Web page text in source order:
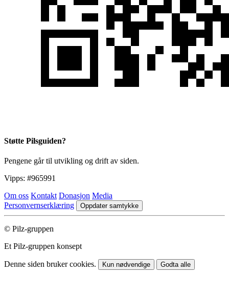
Støtte Pilsguiden?
Pengene går til utvikling og drift av siden.
Vipps: #965991
Om oss Kontakt Donasjon Media
Personvernserklæring
Oppdater samtykke
© Pilz-gruppen
Et Pilz-gruppen konsept
Denne siden bruker cookies. Kun nødvendige Godta alle